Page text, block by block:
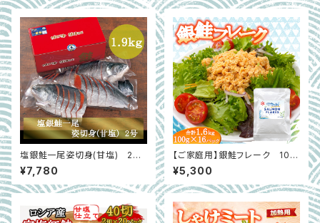
塩銀鮭一尾姿切身(甘塩) 2号
(1.9ｋｇ～2.1ｋｇ)
¥7,780
【ご家庭用】銀鮭フレーク 100
g×16パック(合計1.6kｇ) 骨取り
¥5,300